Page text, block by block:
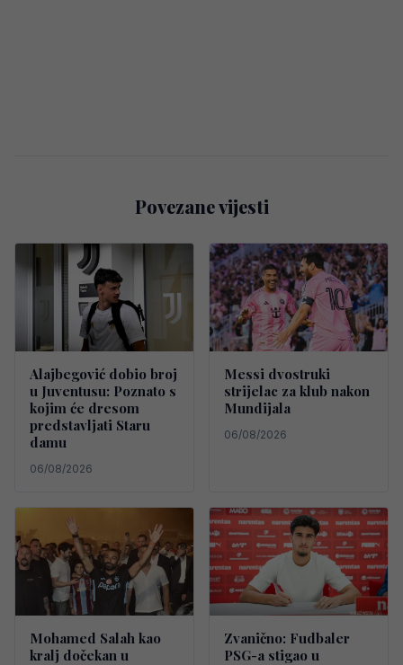
Povezane vijesti
Alajbegović dobio broj
u Juventusu: Poznato s
kojim će dresom
predstavljati Staru
damu
06/08/2026
Messi dvostruki
strijelac za klub nakon
Mundijala
06/08/2026
Mohamed Salah kao
kralj dočekan u
Zvanično: Fudbaler
PSG-a stigao u